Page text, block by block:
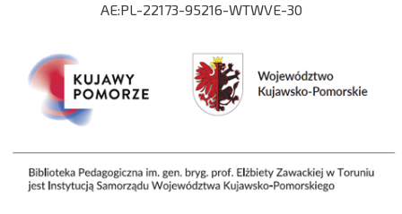
AE:PL-22173-95216-WTWVE-30